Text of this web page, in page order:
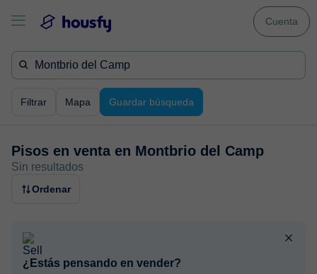
Cuenta
Filtrar Mapa Guardar búsqueda
Pisos en venta en Montbrio del Camp
Sin resultados
Ordenar
¿Estás pensando en vender?